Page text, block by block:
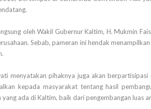
oleh Wakil Gubernur Kaltim, H. Mukmin
Sebab, pameran ini hendak
menyatakan pihaknya juga akan
kepada masyarakat tentang hasil
ada di Kaltim, baik dari pengembangan luas